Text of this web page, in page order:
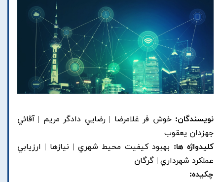
نویسندگان: خوش فر غلامرضا | رضايي دادگر مريم | آقائي
جهزدان يعقوب
کلیدواژه ها: بهبود کيفيت محيط شهري | نيازها | ارزيابي
عملکرد شهرداري | گرگان
چکیده: